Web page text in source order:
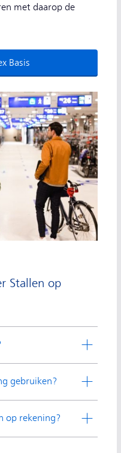
met daarop de
Basis
Stallen op
gebruiken?
op rekening?